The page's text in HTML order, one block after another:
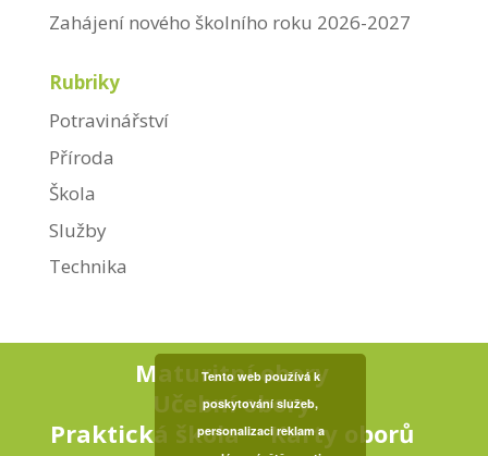
Zahájení nového školního roku 2026-2027
Rubriky
Potravinářství
Příroda
Škola
Služby
Technika
Maturitní obory
Učební obory
Praktická škola
Karty oborů
Tento web používá k
poskytování služeb,
personalizaci reklam a